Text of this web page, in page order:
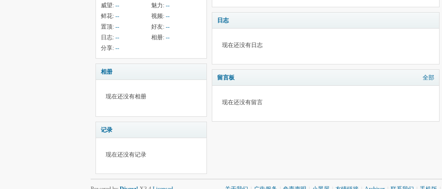
威望: -- 魅力: --
鲜花: -- 视频: --
置顶: -- 好友: --
日志: -- 相册: --
分享: --
相册
现在还没有相册
记录
现在还没有记录
日志
现在还没有日志
留言板 全部
现在还没有留言